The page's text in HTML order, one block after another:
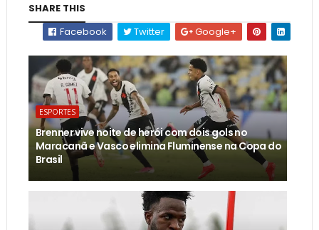
SHARE THIS
Facebook
Twitter Google+
ESPORTES
Brenner vive noite de herói com dois gols no
Maracanã e Vasco elimina Fluminense na Copa do
Brasil